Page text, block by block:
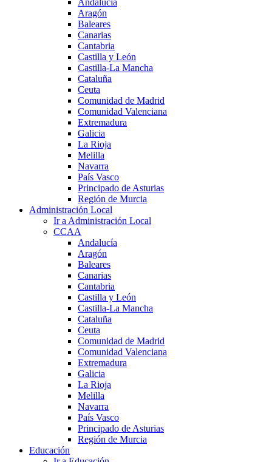
Aragón
Baleares
Canarias
Cantabria
Castilla y León
Castilla-La Mancha
Cataluña
Ceuta
Comunidad de Madrid
Comunidad Valenciana
Extremadura
Galicia
La Rioja
Melilla
Navarra
País Vasco
Principado de Asturias
Región de Murcia
Administración Local
Ir a Administración Local
CCAA
Andalucía
Aragón
Baleares
Canarias
Cantabria
Castilla y León
Castilla-La Mancha
Cataluña
Ceuta
Comunidad de Madrid
Comunidad Valenciana
Extremadura
Galicia
La Rioja
Melilla
Navarra
País Vasco
Principado de Asturias
Región de Murcia
Educación